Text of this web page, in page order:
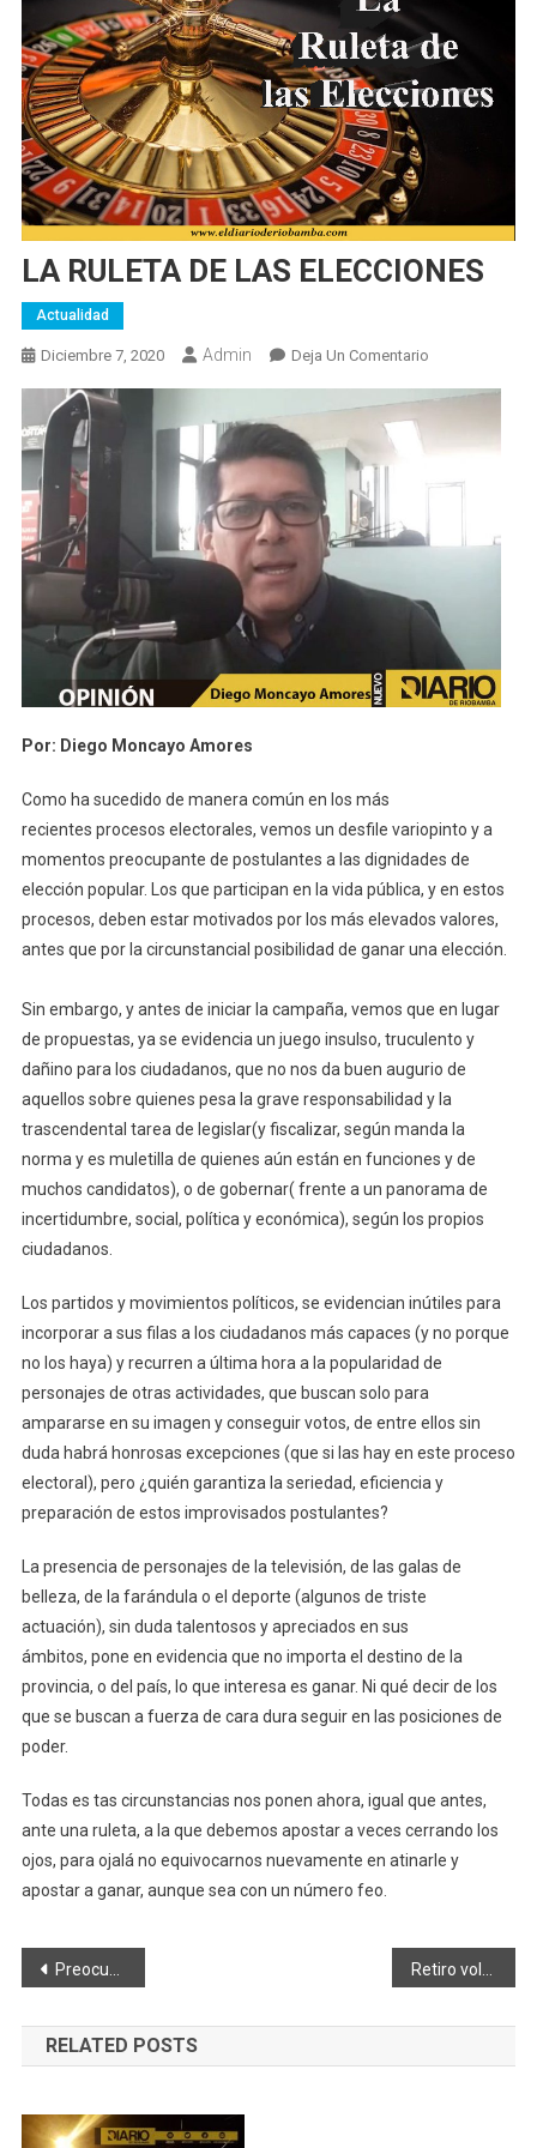
LA RULETA DE LAS ELECCIONES
Actualidad
Diciembre 7, 2020 Admin Deja Un ComentarioEn
ELECCIONES
Por: Diego Moncayo Amores
Como ha sucedido de manera común en los más
recientes procesos electorales, vemos un desfile variopinto y a
momentos preocupante de postulantes a las dignidades de
elección popular. Los que participan en la vida pública, y en estos
procesos, deben estar motivados por los más elevados valores,
antes que por la circunstancial posibilidad de ganar una elección.
Sin embargo, y antes de iniciar la campaña, vemos que en lugar
de propuestas, ya se evidencia un juego insulso, truculento y
dañino para los ciudadanos, que no nos da buen augurio de
aquellos sobre quienes pesa la grave responsabilidad y la
trascendental tarea de legislar(y fiscalizar, según manda la
norma y es muletilla de quienes aún están en funciones y de
muchos candidatos), o de gobernar( frente a un panorama de
incertidumbre, social, política y económica), según los propios
ciudadanos.
Los partidos y movimientos políticos, se evidencian inútiles para
incorporar a sus filas a los ciudadanos más capaces (y no porque
no los haya) y recurren a última hora a la popularidad de
personajes de otras actividades, que buscan solo para
ampararse en su imagen y conseguir votos, de entre ellos sin
duda habrá honrosas excepciones (que si las hay en este proceso
electoral), pero ¿quién garantiza la seriedad, eficiencia y
preparación de estos improvisados postulantes?
La presencia de personajes de la televisión, de las galas de
belleza, de la farándula o el deporte (algunos de triste
actuación), sin duda talentosos y apreciados en sus
ámbitos, pone en evidencia que no importa el destino de la
provincia, o del país, lo que interesa es ganar. Ni qué decir de los
que se buscan a fuerza de cara dura seguir en las posiciones de
poder.
Todas es tas circunstancias nos ponen ahora, igual que antes,
ante una ruleta, a la que debemos apostar a veces cerrando los
ojos, para ojalá no equivocarnos nuevamente en atinarle y
apostar a ganar, aunque sea con un número feo.
Navegación
de
entradas
Preocupa subregistro de casos de Covid19
RELATED POSTS